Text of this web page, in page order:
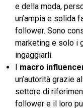
e della moda,
un’ampia e solida
follower. Sono
marketing e solo i
ingaggiarli.
macro
un’autorità grazie
settore di
follower e il loro